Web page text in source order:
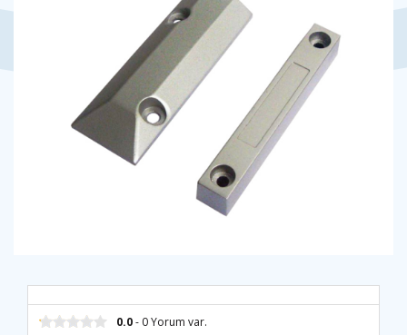
0.0- 0 Yorum var.